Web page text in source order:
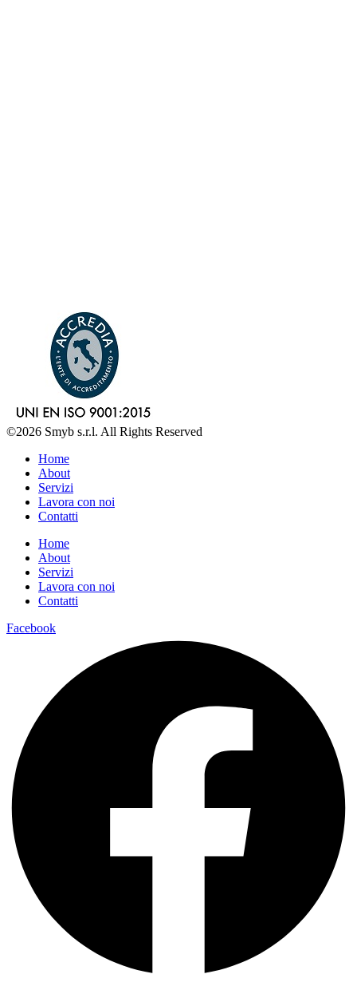
©2026 Smyb s.r.l. All Rights Reserved
Home
About
Servizi
Lavora con noi
Contatti
Home
About
Servizi
Lavora con noi
Contatti
Facebook